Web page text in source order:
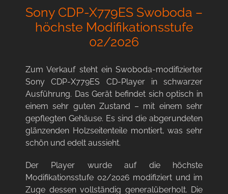
Sony CDP-X779ES Swoboda –
höchste Modifikationsstufe
02/2026
Zum Verkauf steht ein Swoboda-modifizierter
Sony CDP-X779ES CD-Player in schwarzer
Ausführung. Das Gerät befindet sich optisch in
einem sehr guten Zustand – mit einem sehr
gepflegten Gehäuse. Es sind die abgerundeten
glänzenden Holzseitenteile montiert, was sehr
schön und edelt aussieht.
Der Player wurde auf die höchste
Modifikationsstufe 02/2026 modifiziert und im
Zuge dessen vollständig generalüberholt. Die